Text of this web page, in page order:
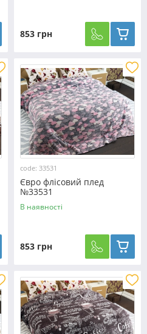
853 грн
code: 33531
Євро флісовий плед
№33531
В наявності
853 грн